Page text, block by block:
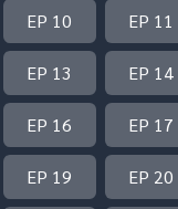
EP 10 EP 11
EP 13 EP 14
EP 16 EP 17
EP 19 EP 20